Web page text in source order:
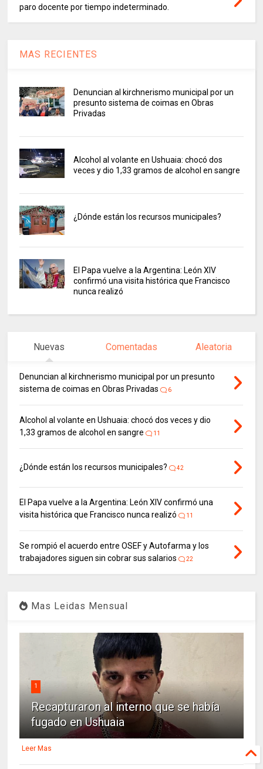
paro docente por tiempo indeterminado.
MAS RECIENTES
Denuncian al kirchnerismo municipal por un
presunto sistema de coimas en Obras
Privadas
Alcohol al volante en Ushuaia: chocó dos
veces y dio 1,33 gramos de alcohol en sangre
¿Dónde están los recursos municipales?
El Papa vuelve a la Argentina: León XIV
confirmó una visita histórica que Francisco
nunca realizó
Nuevas Comentadas Aleatoria
Denuncian al kirchnerismo municipal por un presunto
sistema de coimas en Obras Privadas
6
Alcohol al volante en Ushuaia: chocó dos veces y dio
1,33 gramos de alcohol en sangre
11
¿Dónde están los recursos municipales? 42
El Papa vuelve a la Argentina: León XIV confirmó una
visita histórica que Francisco nunca realizó
11
Se rompió el acuerdo entre OSEF y Autofarma y los
trabajadores siguen sin cobrar sus salarios
22
Mas Leidas Mensual
1
Recapturaron al interno que se había
fugado en Ushuaia
Leer Mas